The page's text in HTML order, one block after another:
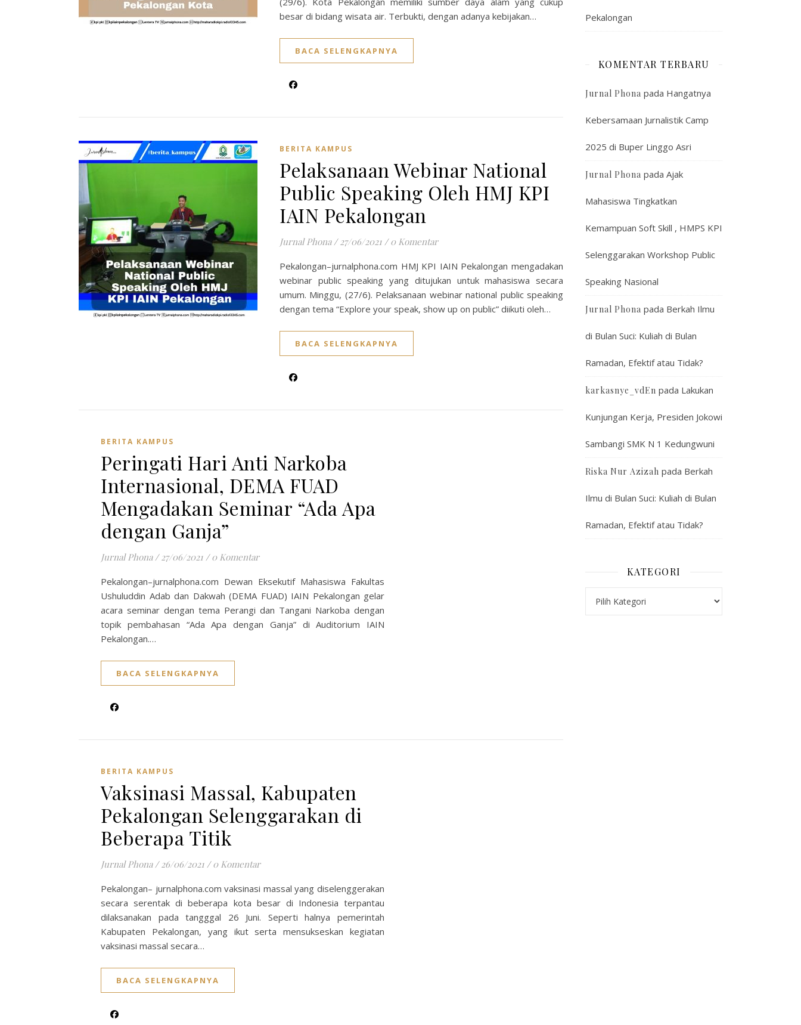
besar di bidang wisata air. Terbukti, dengan adanya kebijakan…
BACA SELENGKAPNYA
BERITA KAMPUS
Pelaksanaan Webinar National
Public Speaking Oleh HMJ KPI
IAIN Pekalongan
Jurnal Phona / 27/06/2021 / 0 Komentar
Pekalongan–jurnalphona.com HMJ KPI IAIN Pekalongan mengadakan
webinar public speaking yang ditujukan untuk mahasiswa secara
umum. Minggu, (27/6). Pelaksanaan webinar national public speaking
dengan tema “Explore your speak, show up on public” diikuti oleh…
BACA SELENGKAPNYA
BERITA KAMPUS
Peringati Hari Anti Narkoba
Internasional, DEMA FUAD
Mengadakan Seminar “Ada Apa
dengan Ganja”
Jurnal Phona / 27/06/2021 / 0 Komentar
Pekalongan–jurnalphona.com Dewan Eksekutif Mahasiswa Fakultas
Ushuluddin Adab dan Dakwah (DEMA FUAD) IAIN Pekalongan gelar
acara seminar dengan tema Perangi dan Tangani Narkoba dengan
topik pembahasan “Ada Apa dengan Ganja” di Auditorium IAIN
Pekalongan.…
BACA SELENGKAPNYA
BERITA KAMPUS
Vaksinasi Massal, Kabupaten
Pekalongan Selenggarakan di
Beberapa Titik
Jurnal Phona / 26/06/2021 / 0 Komentar
Pekalongan– jurnalphona.com vaksinasi massal yang diselenggerakan
secara serentak di beberapa kota besar di Indonesia terpantau
dilaksanakan pada tangggal 26 Juni. Seperti halnya pemerintah
Kabupaten Pekalongan, yang ikut serta mensukseskan kegiatan
vaksinasi massal secara…
BACA SELENGKAPNYA
Pekalongan
KOMENTAR TERBARU
Jurnal Phona pada Hangatnya
Kebersamaan Jurnalistik Camp
2025 di Buper Linggo Asri
Jurnal Phona pada Ajak
Mahasiswa Tingkatkan
Kemampuan Soft Skill , HMPS KPI
Selenggarakan Workshop Public
Speaking Nasional
Jurnal Phona pada Berkah Ilmu
di Bulan Suci: Kuliah di Bulan
Ramadan, Efektif atau Tidak?
karkasnye_vdEn pada Lakukan
Kunjungan Kerja, Presiden Jokowi
Sambangi SMK N 1 Kedungwuni
Riska Nur Azizah pada Berkah
Ilmu di Bulan Suci: Kuliah di Bulan
Ramadan, Efektif atau Tidak?
KATEGORI